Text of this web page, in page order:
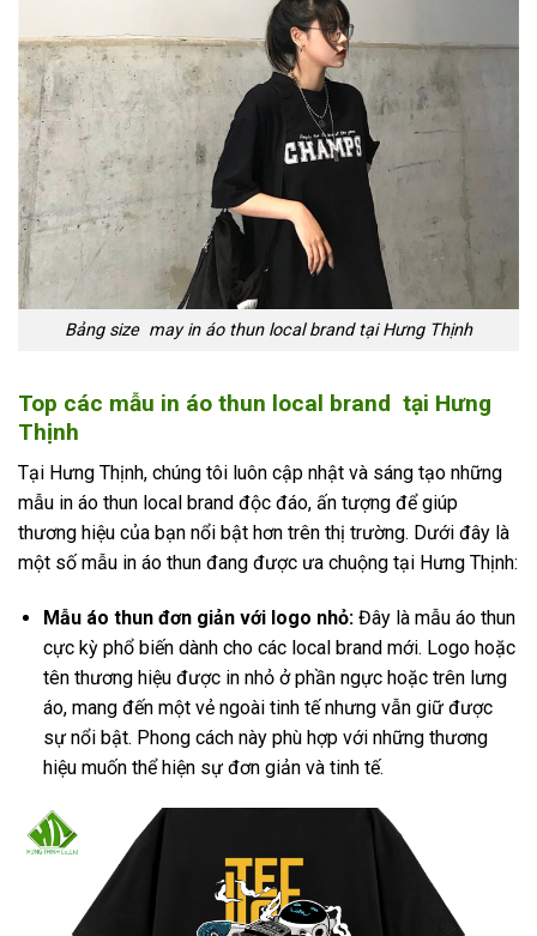
Bảng size may in áo thun local brand tại Hưng Thịnh
Top các mẫu in áo thun local brand tại Hưng
Thịnh
Tại Hưng Thịnh, chúng tôi luôn cập nhật và sáng tạo những
mẫu in áo thun local brand độc đáo, ấn tượng để giúp
thương hiệu của bạn nổi bật hơn trên thị trường. Dưới đây là
một số mẫu in áo thun đang được ưa chuộng tại Hưng Thịnh:
Mẫu áo thun đơn giản với logo nhỏ:Đây là mẫu áo thun
cực kỳ phổ biến dành cho các local brand mới. Logo hoặc
tên thương hiệu được in nhỏ ở phần ngực hoặc trên lưng
áo, mang đến một vẻ ngoài tinh tế nhưng vẫn giữ được
sự nổi bật. Phong cách này phù hợp với những thương
hiệu muốn thể hiện sự đơn giản và tinh tế.